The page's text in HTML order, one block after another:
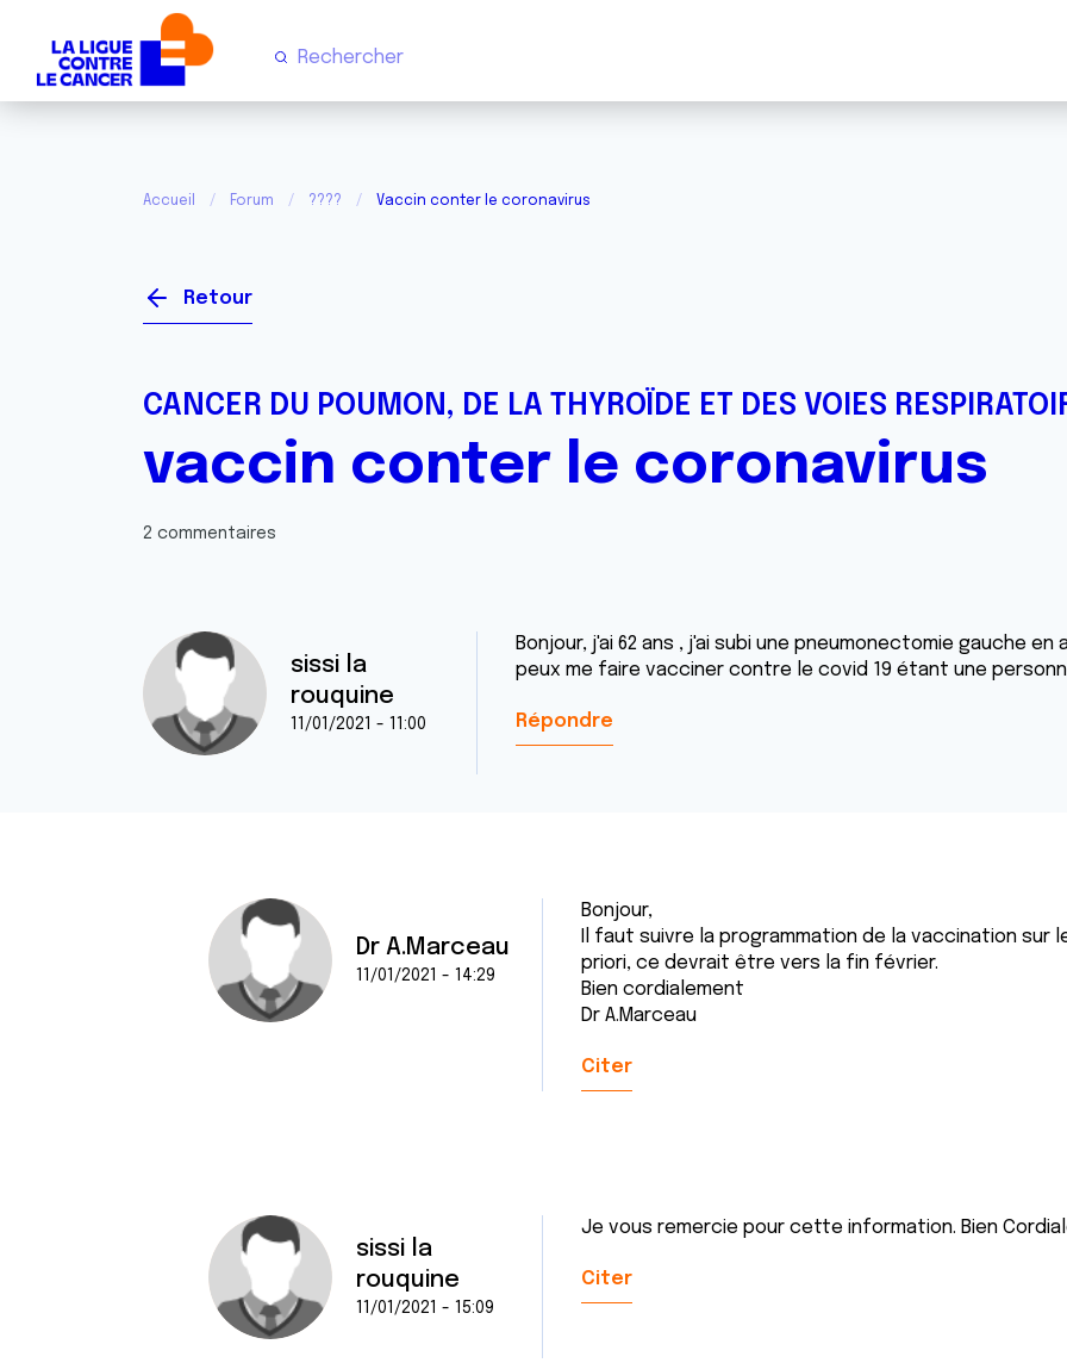
Accueil Forum ???? Vaccin conter le coronavirus
Retour
CANCER DU POUMON, DE LA THYROÏDE ET DES VOIES
vaccin conter le coronavirus
2 commentaires
sissi la
rouquine
11/01/2021 - 11:00
Bonjour, j'ai 62 ans , j'ai subi une pneumonectomie gauche
peux me faire vacciner contre le covid 19 étant une
Répondre
Dr A.Marceau
11/01/2021 - 14:29
Bonjour,
Il faut suivre la programmation de la vaccination sur
priori, ce devrait être vers la fin février.
Bien cordialement
Dr A.Marceau
Citer
sissi la
rouquine
11/01/2021 - 15:09
Je vous remercie pour cette information. Bien
Citer